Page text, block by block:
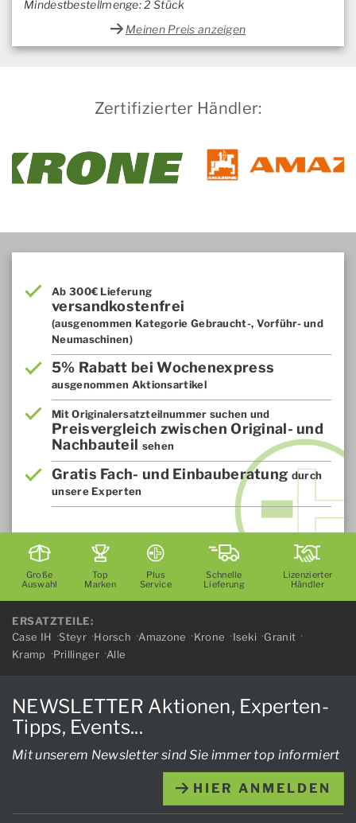
Mindestbestellmenge: 2 Stück
Meinen Preis anzeigen
Zertifizierter Händler:
Ab 300€ Lieferung
versandkostenfrei
(ausgenommen Kategorie Gebraucht-, Vorführ- und
Neumaschinen)
5% Rabatt bei Wochenexpress
ausgenommen Aktionsartikel
Mit Originalersatzteilnummer suchen und
Preisvergleich zwischen Original- und
Nachbauteil sehen
Gratis Fach- und Einbauberatung durch
unsere Experten
Große
Auswahl
Top
Marken
Plus
Service
Schnelle
Lieferung
Lizenzierter
Händler
ERSATZTEILE:
Case IH
Steyr Horsch Amazone Krone Iseki
Granit
Kramp
Prillinger Alle
NEWSLETTER Aktionen, Experten-
Tipps, Events...
Mit unserem Newsletter sind Sie immer top informiert
HIER ANMELDEN